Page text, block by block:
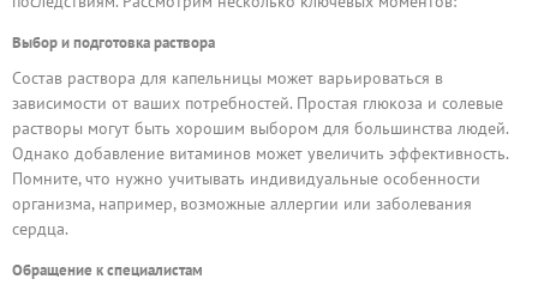
Выбор и подготовка раствора
Состав раствора для капельницы может варьироваться в
зависимости от ваших потребностей. Простая глюкоза и солевые
растворы могут быть хорошим выбором для большинства людей.
Однако добавление витаминов может увеличить эффективность.
Помните, что нужно учитывать индивидуальные особенности
организма, например, возможные аллергии или заболевания
сердца.
Обращение к специалистам